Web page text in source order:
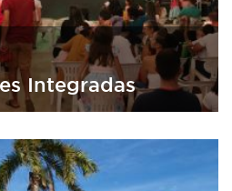
Integradas